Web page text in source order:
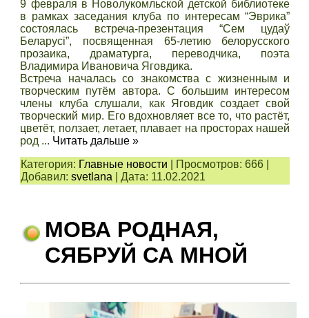
9 февраля в Новолукомльской детской библиотеке
в рамках заседания клуба по интересам “Эврика”
состоялась встреча-презентация “Сем цудаў
Беларусі”, посвященная 65-летию белорусского
прозаика, драматурга, переводчика, поэта
Владимира Ивановича Яговдика.
Встреча началась со знакомства с жизненным и
творческим путём автора. С большим интересом
члены клуба слушали, как Яговдик создает свой
творческий мир. Его вдохновляет все то, что растёт,
цветёт, ползает, летает, плавает на просторах нашей
род ... Читать дальше »
Категория: Главные новости Просмотров: 666
Добавил: svetlana |Дата: 11.02.2021
МОВА РОДНАЯ,
СЯБРУЙ СА МНОЙ